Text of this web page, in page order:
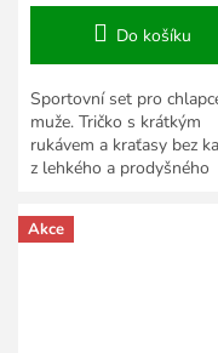
Do košíku
Sportovní set pro
muže. Tričko s krátkým
rukávem a kraťasy bez
z lehkého a prodyšného
Akce